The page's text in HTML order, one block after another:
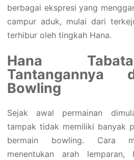
berbagai ekspresi yang
campur aduk, mulai dari
terhibur oleh tingkah Hana.
Hana
Tantangannya
Bowling
Sejak awal permainan
tampak tidak memiliki banyak
bermain bowling. Cara
menentukan arah lemparan,